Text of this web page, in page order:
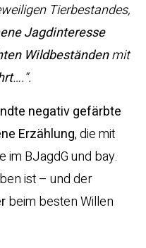
Tierbestandes,
Jagdinteresse
Wildbeständenmit
….“.
negativ gefärbte
Erzählung, die mit
BJagdG und bay.
ist – und der
beim besten Willen